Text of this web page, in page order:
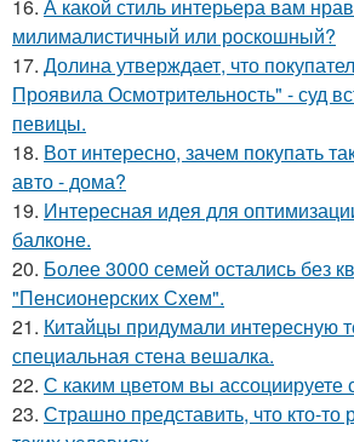
16. А какой стиль интерьера вам
милималистичный или роскошный?
17. Долина утверждает, что
Проявила Осмотрительность" - суд
певицы.
18. Вот интересно, зачем покупать
авто - дома?
19. Интересная идея для
балконе.
20. Более 3000 семей остались без
"Пенсионерских Схем".
21. Китайцы придумали интересную
специальная стена вешалка.
22. С каким цветом вы ассоциируете
23. Страшно представить, что кто-то